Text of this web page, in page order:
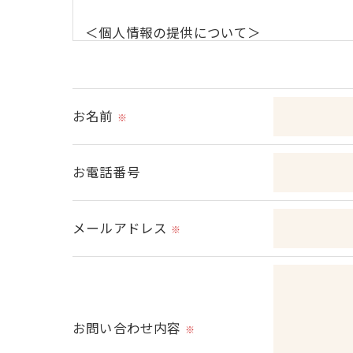
＜個人情報の提供について＞
これらの委託先に対しては個人情報保護契
＜個人情報の安全管理＞
当社では、個人情報の漏洩等がなされない
必要な情報を頂けない場合は、それに対
お名前 ※
お電話番号
メールアドレス ※
お問い合わせ内容 ※